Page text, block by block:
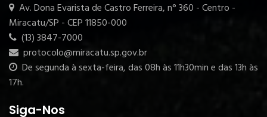
Av. Dona Evarista de Castro Ferreira, n° 360 - Centro -
Miracatu/SP - CEP 11850-000
(13) 3847-7000
protocolo@miracatu.sp.gov.br
De segunda à sexta-feira, das 08h às 11h30min e das 13h às
17h.
Siga-Nos